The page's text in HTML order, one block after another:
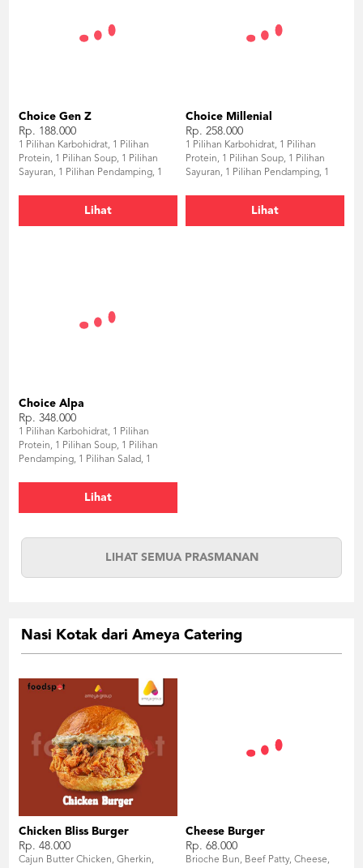
Choice Gen Z
Rp. 188.000
1 Pilihan Karbohidrat, 1 Pilihan
Protein, 1 Pilihan Soup, 1 Pilihan
Sayuran, 1 Pilihan Pendamping, 1
Lihat
Choice Millenial
Rp. 258.000
1 Pilihan Karbohidrat, 1 Pilihan
Protein, 1 Pilihan Soup, 1 Pilihan
Sayuran, 1 Pilihan Pendamping, 1
Lihat
Choice Alpa
Rp. 348.000
1 Pilihan Karbohidrat, 1 Pilihan
Protein, 1 Pilihan Soup, 1 Pilihan
Pendamping, 1 Pilihan Salad, 1
Lihat
LIHAT SEMUA PRASMANAN
Nasi Kotak dari Ameya Catering
Chicken Bliss Burger
Rp. 48.000
Cajun Butter Chicken, Gherkin,
Cheese Burger
Rp. 68.000
Brioche Bun, Beef Patty, Cheese,